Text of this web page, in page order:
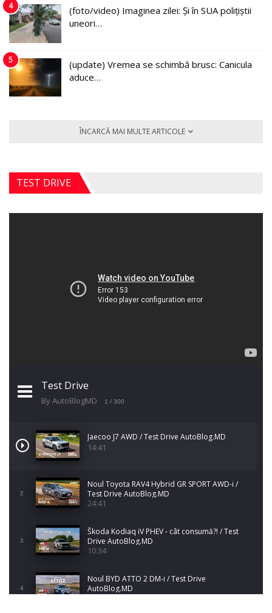
4
(foto/video) Imaginea zilei: Și în SUA polițiștii
uneori…
5
(update) Vremea se schimbă brusc: Canicula
aduce…
ÎNCARCĂ MAI MULTE ARTICOLE
TEST DRIVE
Test Drive
By AutoBlogMD 1 / 300
Jaecoo J7 AWD / Test Drive AutoBlog.MD
14:41
2
Noul Toyota RAV4 Hybrid GR SPORT AWD-i /
Test Drive AutoBlog.MD
24:41
3
Škoda Kodiaq iV PHEV - cât consumă?! / Test
Drive AutoBlog.MD
10:34
4
Noul BYD ATTO 2 DM-i / Test Drive
AutoBlog.MD
17:35